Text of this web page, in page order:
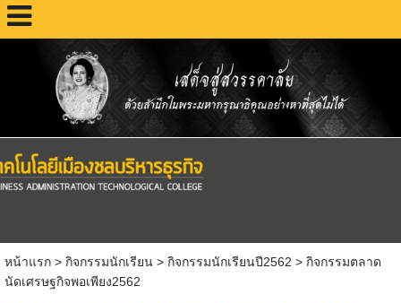
หน้าแรก> กิจกรรมนักเรียน > กิจกรรมนักเรียนปี2562 > กิจกรรมตลาด
นัดเศรษฐกิจพอเพียง2562